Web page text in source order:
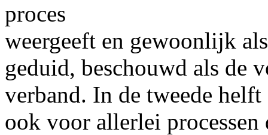
proces
weergeeft en gewoonlijk
geduid, beschouwd als de
verband. In de tweede
ook voor allerlei